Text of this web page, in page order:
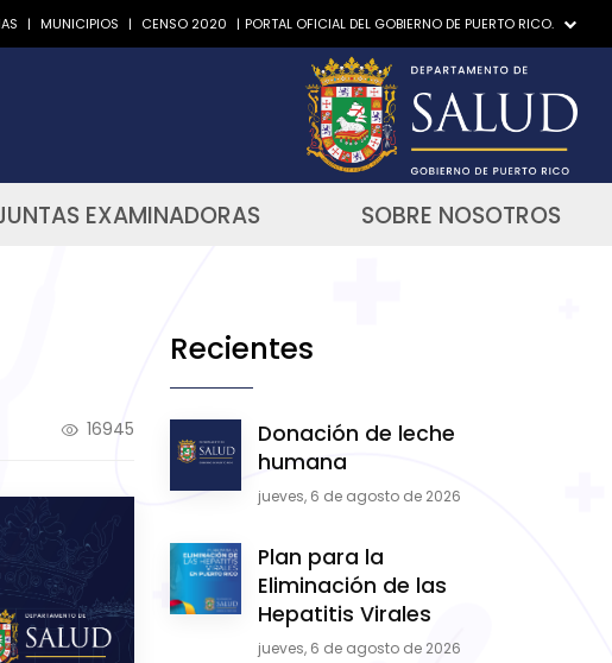
| MUNICIPIOS | CENSO 2020 | PORTAL OFICIAL DEL GOBIERNO DE PUERTO RICO.
EXAMINADORAS SOBRE NOSOTROS
16945
Recientes
Donación de leche
humana
jueves, 6 de agosto de 2026
Plan para la
Eliminación de las
Hepatitis Virales
jueves, 6 de agosto de 2026